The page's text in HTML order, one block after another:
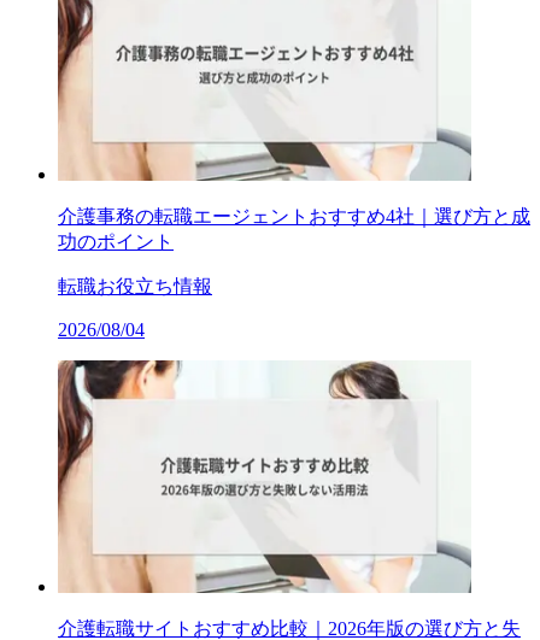
介護事務の転職エージェントおすすめ4社｜選び方と成
功のポイント
転職お役立ち情報
2026/08/04
介護転職サイトおすすめ比較｜2026年版の選び方と失